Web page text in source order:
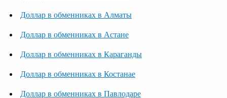
Доллар в обменниках в Алматы
Доллар в обменниках в Астане
Доллар в обменниках в Караганды
Доллар в обменниках в Костанае
Доллар в обменниках в Павлодаре